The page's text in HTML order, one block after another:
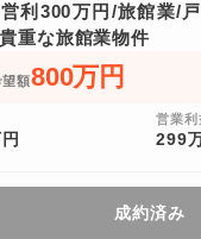
営利300万円/旅館業/
重な旅館業物件
額800万円
営業利
299
成約済み